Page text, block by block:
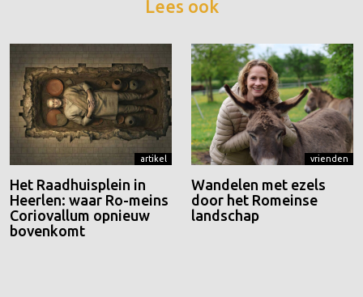
Lees ook
artikel
Het Raadhuisplein in
Heerlen: waar Ro-meins
Coriovallum opnieuw
bovenkomt
vrienden
Wandelen met ezels
door het Romeinse
landschap